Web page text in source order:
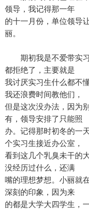
领导，我记得那一年
的十一月份，单位领导
丽。
期初我是不爱带实习
都拒绝了，主要就是
我讨厌实习生什么都不
我还浪费时间教他们，
但是这次没办法，因为
有，领导安排了只能照
办。记得那时初冬的一
个实习生接近办公室，
看到这几个乳臭未干的
没经历过什么，还满
嘴的理想梦想。小丽就
深刻的印象，因为来
的都是大学大四学生，